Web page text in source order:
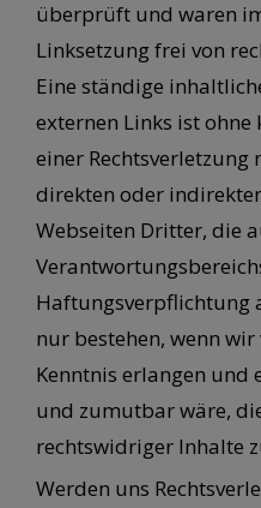
überprüft und waren
Linksetzung frei von
Eine ständige
externen Links ist
einer Rechtsverletzung
direkten oder
Webseiten Dritter, die
Haftungsverpflichtung
nur bestehen, wenn
Kenntnis erlangen und
und zumutbar wäre,
rechtswidriger Inhalte
Werden uns